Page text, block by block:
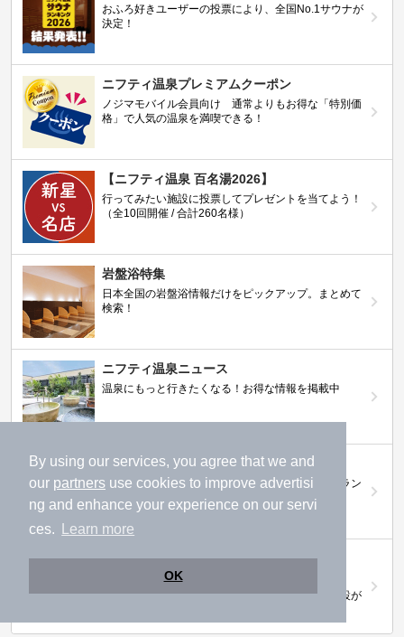
By using our services, you agree that we and
our partners use cookies to improve advertisi
ng and enhance your experience on our servi
ces.
Learn more
OK
おふろ好きユーザーの投票により、全国No.1サウナが
決定！
ニフティ温泉プレミアムクーポン
ノジマモバイル会員向け 通常よりもお得な「特別価
格」で人気の温泉を満喫できる！
【ニフティ温泉 百名湯2026】
行ってみたい施設に投票してプレゼントを当てよう！
（全10回開催 / 合計260名様）
岩盤浴特集
日本全国の岩盤浴情報だけをピックアップ。まとめて
検索！
ニフティ温泉ニュース
温泉にもっと行きたくなる！お得な情報を掲載中
ニフティ温泉 おふろパス
温浴施設をお得に楽しめるサブスクリプションプラン
【ニフティライフスタイル株主優待のご案
株主優待制度で人気の温浴施設に行こう！対象施設が